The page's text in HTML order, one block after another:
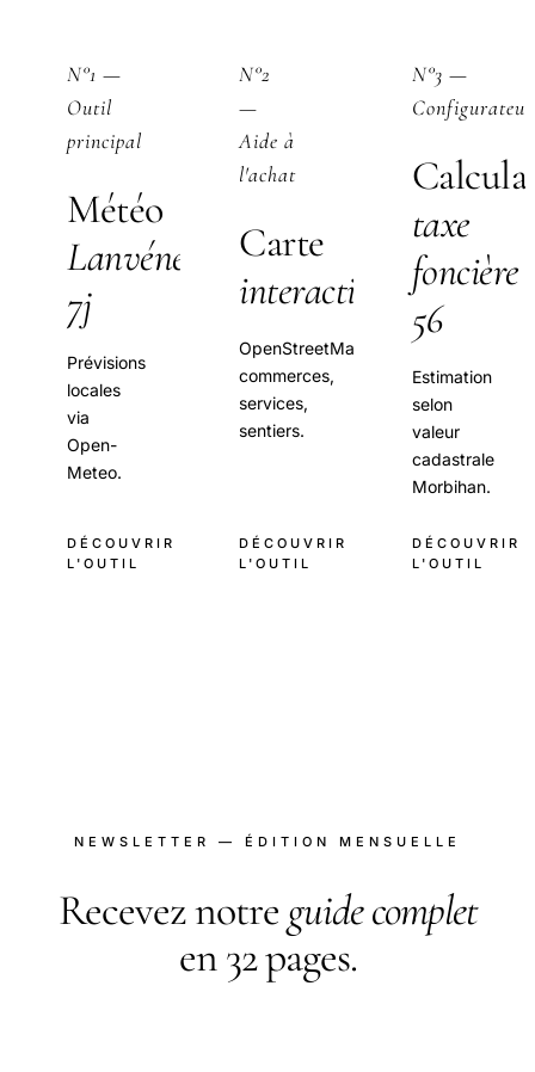
N°1 —
Outil
principal
Météo
Lanvénégen
7j
Prévisions
locales
via
Open-
Meteo.
DÉCOUVRIR
L'OUTIL
N°2
—
Aide à
l'achat
Carte
interactive
OpenStreetMap
commerces,
services,
sentiers.
DÉCOUVRIR
L'OUTIL
N°3 —
Configurateur
taxe
foncière
56
Estimation
selon
valeur
cadastrale
Morbihan.
DÉCOUVRIR
L'OUTIL
NEWSLETTER — ÉDITION MENSUELLE
Recevez notre guide complet
en 32 pages.